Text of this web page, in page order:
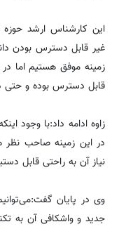
این کارشناس ارشد
غیر قابل دسترس بودن
زمینه موفق هستیم اما
قابل دسترس بوده و حتی
زاوه ادامه داد:با وجود
در این زمینه صاحب نظر
نیاز آن به راحتی قابل
وی در پایان
جدید و و‌اشکافی آن به